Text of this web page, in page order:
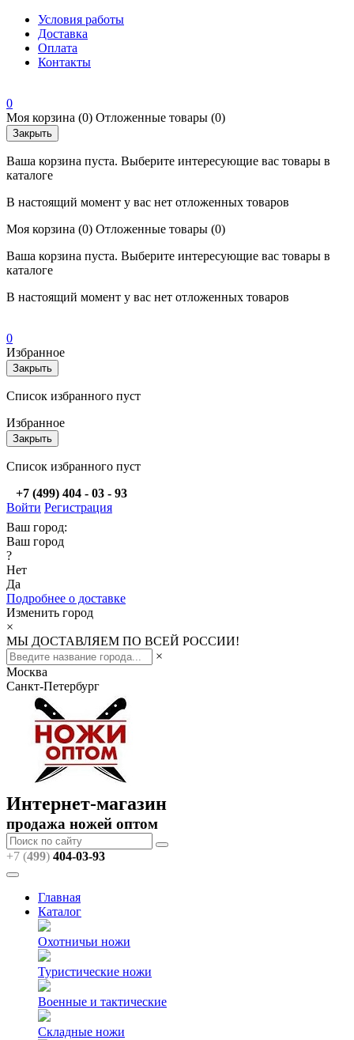
Условия работы
Доставка
Оплата
Контакты
0
Моя корзина (0) Отложенные товары (0)
Закрыть
Ваша корзина пуста. Выберите интересующие вас товары в
каталоге
В настоящий момент у вас нет отложенных товаров
Моя корзина (0) Отложенные товары (0)
Ваша корзина пуста. Выберите интересующие вас товары в
каталоге
В настоящий момент у вас нет отложенных товаров
0
Избранное
Закрыть
Список избранного пуст
Избранное
Закрыть
Список избранного пуст
+7 (499) 404 - 03 - 93
Войти Регистрация
Ваш город:
Ваш город
?
Нет
Да
Подробнее о доставке
Изменить город
×
МЫ ДОСТАВЛЯЕМ ПО ВСЕЙ РОССИИ!
×
Москва
Санкт-Петербург
Интернет-магазин
продажа ножей оптом
+7 (499) 404-03-93
Главная
Каталог
Охотничьи ножи
Туристические ножи
Военные и тактические
Складные ножи